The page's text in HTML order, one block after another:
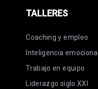
TALLERES
Coaching y empleo
Inteligencia emocional
Trabajo en equipo
Liderazgo siglo XXI